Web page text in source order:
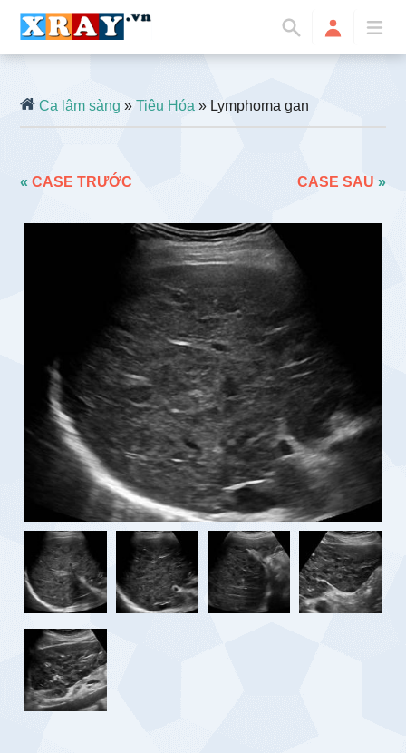
Ca lâm sàng »Tiêu Hóa » Lymphoma gan
«CASE TRƯỚC CASE SAU »